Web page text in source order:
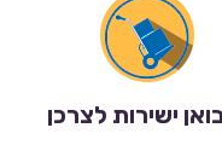
ישירות לצרכן